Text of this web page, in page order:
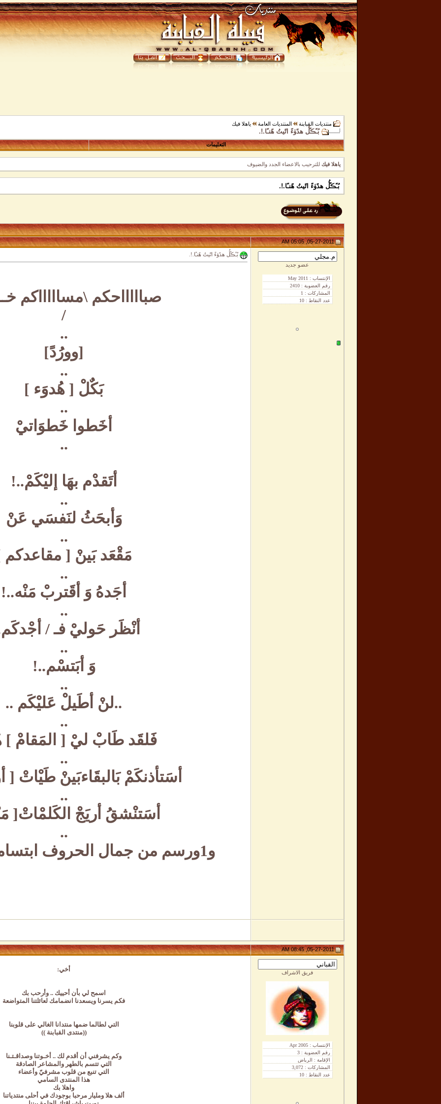
منتديات القبابنة المنتديات العامة ياهلا فيك
بُـًڪًڷُ هدًۈءً اتًيتُ هًنـًا.!.
التعليمات
ياهلا فيك للترحيب بالاعضاء الجدد والضيوف
بُـًڪًڷُ هدًۈءً اتًيتُ هًنـًا.!.
05-27-2011, 05:05 AM
عضو جديد
بُـًڪًڷُ هدًۈءً اتًيتُ هًنـًا.!.
صباااااحكم \مساااااكم
/
..
[وورُدً]
..
بَكٌلْ [ هُدوَء ]
..
أخَطوا خَطوَاتيْ
..
أتَقدْم بهَا إليْكَمْ..!
..
وَأبحَثُ لنَفسَي عَنْ
..
مَقْعَد بَينْ [ مقاعدكم
..
أجَدهُ وَ أقَتربْ مَنْه..!
..
أنْظَر حَوليْ فـ /
..
وَ أبَتسْم..!
..
..لنْ أطَيلْ عَليْكَم ..
..
فَلقَد طَابْ ليْ [ المَقامْ ]
..
أسَتأذنكَمْ بَالبقَاءبَينْ طَيْاتْ [
..
أسَتنْشقُ أريَجْ الكَلمْاتْ[
..
و1ورسم من جمال الحروف ابتساماتُ[ لًكَم ]..!..
05-27-2011, 08:45 AM
فريق الاشراف أخي:
اسمح لي بأن أحييك .. وأرحب بك
فكم يسرنا ويسعدنا انضمامك لعائلتنا المتواضعة
التي لطالما ضمها منتدانا الغالي على قلوبنا
((منتدى القبابنة ))
وكم يشرفني أن أقدم لك .. أخـوتنا وصداقـتـنا
التي تتسم بالطهر والمشاعر الصادقة
التي تنبع من قلوب مشرفيّ وأعضاء
هذا المنتدى السامي
واهلا بك
ألف هلا ومليار مرحبا بوجودك في أحلى منتدياتنا